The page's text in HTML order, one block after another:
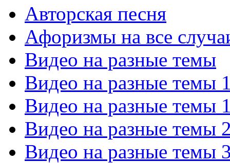
Авторская песня
Афоризмы на все
Видео на разные темы
Видео на разные темы
Видео на разные темы
Видео на разные темы
Видео на разные темы